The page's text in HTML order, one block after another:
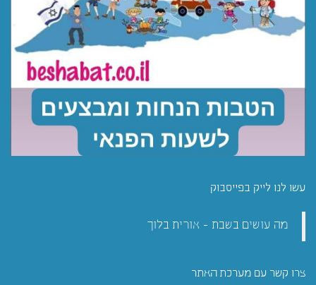
עשו לנו לייק בפייסבוק
מה עושים בשבת - אורית בלוך
צרו קשר עם מערכת האתר